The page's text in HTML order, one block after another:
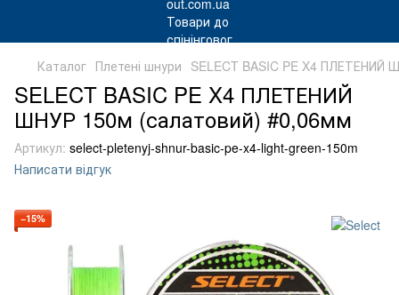
Каталог Плетені шнури SELECT BASIC PE X4 ПЛЕТЕНИЙ
SELECT BASIC PE X4 ПЛЕТЕНИЙ
ШНУР 150м (салатовий) #0,06мм
Артикул: select-pletenyj-shnur-basic-pe-x4-light-green-150m
Написати відгук
−15%